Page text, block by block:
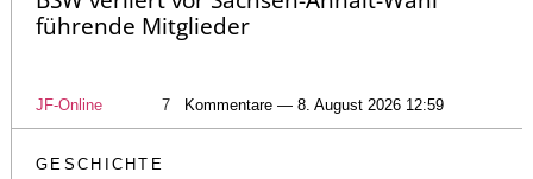
führende Mitglieder
JF-Online 7 Kommentare — 8. August 2026 12:59
GESCHICHTE